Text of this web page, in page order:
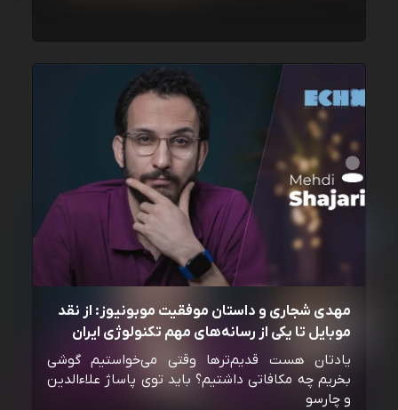
مهدی شجاری و داستان موفقیت موبونیوز: از نقد
موبایل تا یکی از رسانه‌‌های مهم تکنولوژی ایران
یادتان هست قدیم‌ترها وقتی می‌خواستیم گوشی
بخریم چه مکافاتی داشتیم؟ باید توی پاساژ علاءالدین
و چارسو